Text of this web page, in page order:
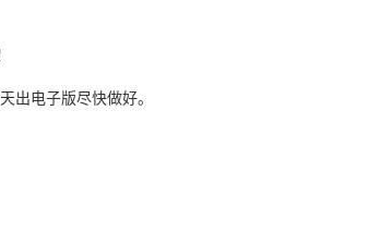
出电子版尽快做好。